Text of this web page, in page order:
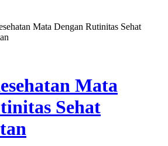
Mata Dengan Rutinitas Sehat
Mata
Sehat